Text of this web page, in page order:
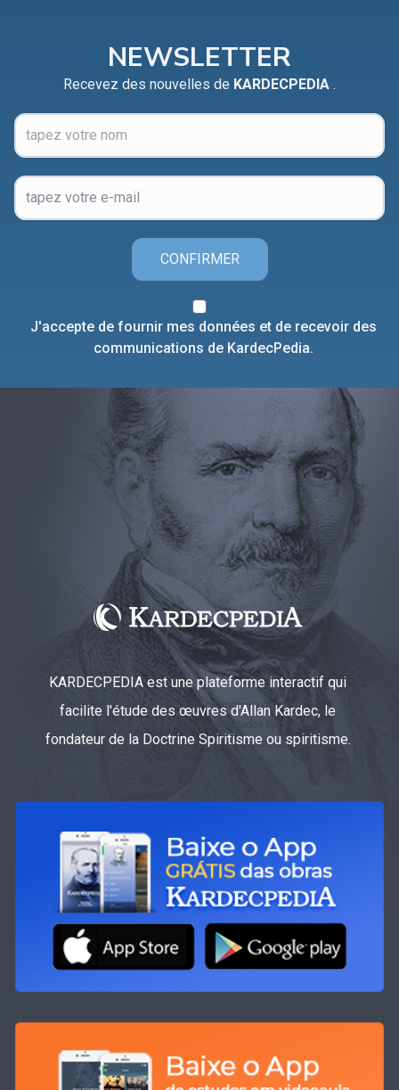
NEWSLETTER
Recevez des nouvelles de KARDECPEDIA .
CONFIRMER
J'accepte de fournir mes données et de recevoir des
communications de KardecPedia.
KARDECPEDIA est une plateforme interactif qui
facilite l'étude des œuvres d'Allan Kardec, le
fondateur de la Doctrine Spiritisme ou spiritisme.